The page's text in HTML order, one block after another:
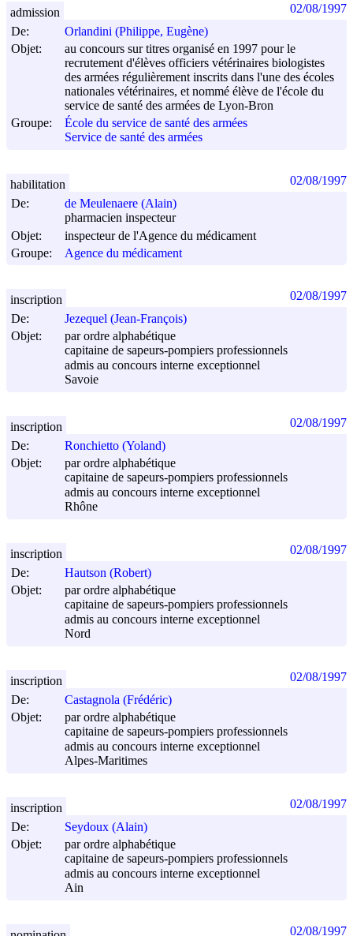
De:
Orlandini (Philippe, Eugène)
Objet:
au concours sur titres organisé en 1997 pour le
recrutement d'élèves officiers vétérinaires biologistes
des armées régulièrement inscrits dans l'une des écoles
nationales vétérinaires, et nommé élève de l'école du
service de santé des armées de Lyon-Bron
Groupe:
École du service de santé des armées
Service de santé des armées
admission 02/08/1997
De:
de Meulenaere (Alain)
pharmacien inspecteur
Objet:
inspecteur de l'Agence du médicament
Groupe:
Agence du médicament
habilitation 02/08/1997
De:
Jezequel (Jean-François)
Objet:
par ordre alphabétique
capitaine de sapeurs-pompiers professionnels
admis au concours interne exceptionnel
Savoie
inscription 02/08/1997
De:
Ronchietto (Yoland)
Objet:
par ordre alphabétique
capitaine de sapeurs-pompiers professionnels
admis au concours interne exceptionnel
Rhône
inscription 02/08/1997
De:
Hautson (Robert)
Objet:
par ordre alphabétique
capitaine de sapeurs-pompiers professionnels
admis au concours interne exceptionnel
Nord
inscription 02/08/1997
De:
Castagnola (Frédéric)
Objet:
par ordre alphabétique
capitaine de sapeurs-pompiers professionnels
admis au concours interne exceptionnel
Alpes-Maritimes
inscription 02/08/1997
De:
Seydoux (Alain)
Objet:
par ordre alphabétique
capitaine de sapeurs-pompiers professionnels
admis au concours interne exceptionnel
Ain
inscription 02/08/1997
02/08/1997